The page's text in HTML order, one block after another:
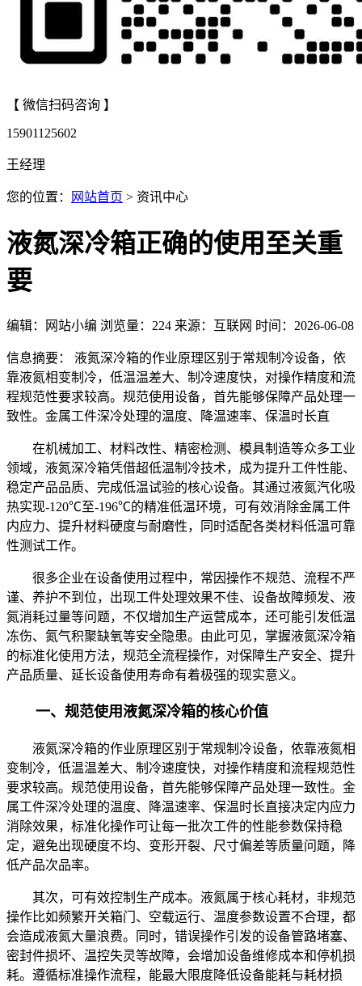
【 微信扫码咨询 】
15901125602
王经理
您的位置： 网站首页 > 资讯中心
液氮深冷箱正确的使用至关重
要
编辑：网站小编 浏览量： 224 来源：互联网 时间：2026-06-08
信息摘要： 液氮深冷箱的作业原理区别于常规制冷设备，依
靠液氮相变制冷，低温温差大、制冷速度快，对操作精度和流
程规范性要求较高。规范使用设备，首先能够保障产品处理一
致性。金属工件深冷处理的温度、降温速率、保温时长直
在机械加工、材料改性、精密检测、模具制造等众多工业
领域，液氮深冷箱凭借超低温制冷技术，成为提升工件性能、
稳定产品品质、完成低温试验的核心设备。其通过液氮汽化吸
热实现-120℃至-196℃的精准低温环境，可有效消除金属工件
内应力、提升材料硬度与耐磨性，同时适配各类材料低温可靠
性测试工作。
很多企业在设备使用过程中，常因操作不规范、流程不严
谨、养护不到位，出现工件处理效果不佳、设备故障频发、液
氮消耗过量等问题，不仅增加生产运营成本，还可能引发低温
冻伤、氮气积聚缺氧等安全隐患。由此可见，掌握液氮深冷箱
的标准化使用方法，规范全流程操作，对保障生产安全、提升
产品质量、延长设备使用寿命有着极强的现实意义。
一、规范使用液氮深冷箱的核心价值
液氮深冷箱的作业原理区别于常规制冷设备，依靠液氮相
变制冷，低温温差大、制冷速度快，对操作精度和流程规范性
要求较高。规范使用设备，首先能够保障产品处理一致性。金
属工件深冷处理的温度、降温速率、保温时长直接决定内应力
消除效果，标准化操作可让每一批次工件的性能参数保持稳
定，避免出现硬度不均、变形开裂、尺寸偏差等质量问题，降
低产品次品率。
其次，可有效控制生产成本。液氮属于核心耗材，非规范
操作比如频繁开关箱门、空载运行、温度参数设置不合理，都
会造成液氮大量浪费。同时，错误操作引发的设备管路堵塞、
密封件损坏、温控失灵等故障，会增加设备维修成本和停机损
耗。遵循标准操作流程，能最大限度降低设备能耗与耗材损